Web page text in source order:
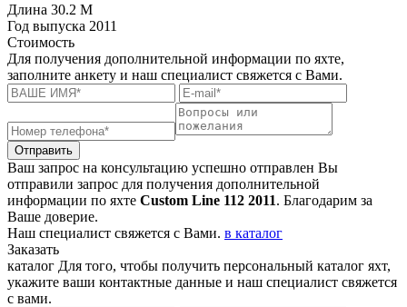
Длина 30.2 M
Год выпуска 2011
Стоимость
Для получения дополнительной информации по яхте,
заполните анкету и наш специалист свяжется с Вами.
Отправить
Ваш запрос на консультацию успешно отправлен Вы
отправили запрос для получения дополнительной
информации по яхте Custom Line 112 2011. Благодарим за
Ваше доверие.
Наш специалист свяжется с Вами. в каталог
Заказать
каталог Для того, чтобы получить персональный каталог яхт,
укажите ваши контактные данные и наш специалист свяжется
с вами.